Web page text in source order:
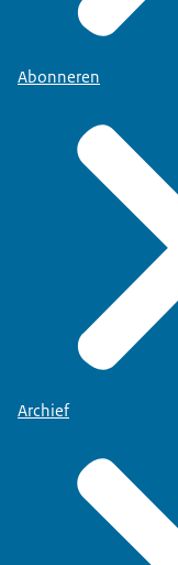
Abonneren
Archief